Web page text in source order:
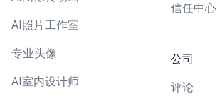
AI照片工作室
专业头像
AI室内设计师
信任中心
公司
评论